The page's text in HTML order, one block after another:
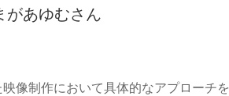
があゆむさん
像制作において具体的なアプローチ